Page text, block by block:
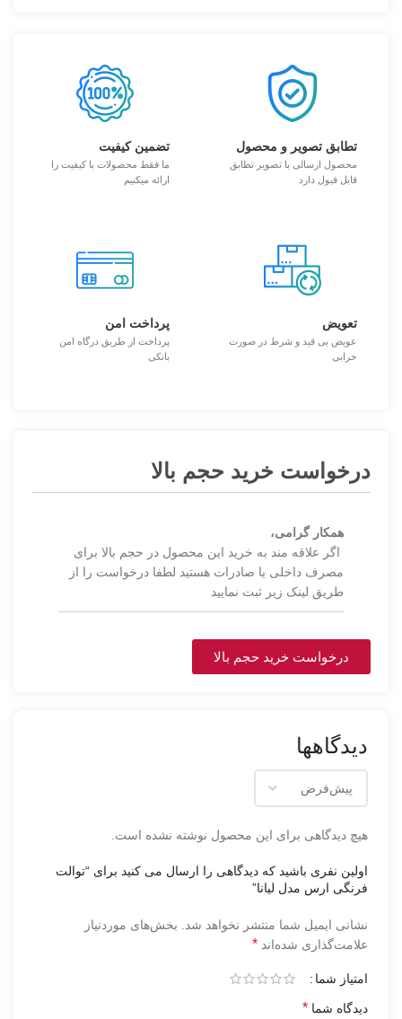
تطابق تصویر و محصول
محصول ارسالی با تصویر تطابق
قابل قبول دارد
تضمین کیفیت
ما فقط محصولات با کیفیت را
ارائه میکنیم
تعویض
عویض بی قید و شرط در صورت
خرابی
پرداخت امن
پرداخت از طریق درگاه امن
بانکی
درخواست خرید حجم بالا
همکار گرامی،
اگر علاقه مند به خرید این محصول در حجم بالا برای
مصرف داخلی یا صادرات هستید لطفا درخواست را از
طریق لینک زیر ثبت نمایید
درخواست خرید حجم بالا
دیدگاهها
هیچ دیدگاهی برای این محصول نوشته نشده است.
اولین نفری باشید که دیدگاهی را ارسال می کنید برای “توالت
فرنگی ارس مدل لیانا”
نشانی ایمیل شما منتشر نخواهد شد.
بخش‌های موردنیاز
علامت‌گذاری شده‌اند *
امتیاز شما
دیدگاه شما *